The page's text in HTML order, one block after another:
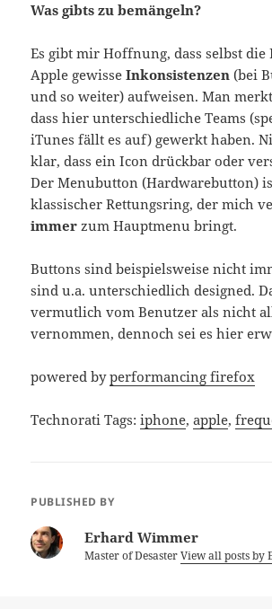
Was gibts zu bemängeln?
Es gibt mir Hoffnung, dass selbst die
Apple gewisseInkonsistenzen(bei
und so weiter) aufweisen. Man
dass hier unterschiedliche Teams
iTunes fällt es auf) gewerkt haben.
klar, dass ein Icon drückbar oder
Der Menubutton (Hardwarebutton)
klassischer Rettungsring, der mich
immerzum Hauptmenu bringt.
Buttons sind beispielsweise nicht
sind u.a. unterschiedlich designed.
vermutlich vom Benutzer als nicht
vernommen, dennoch sei es hier
powered byperformancing firefox
Technorati Tags:iphone,apple,
PUBLISHED BY
Erhard Wimmer
Master of DesasterView all posts